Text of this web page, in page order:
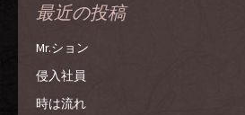
最近の投稿
Mr.ション
侵入社員
時は流れ